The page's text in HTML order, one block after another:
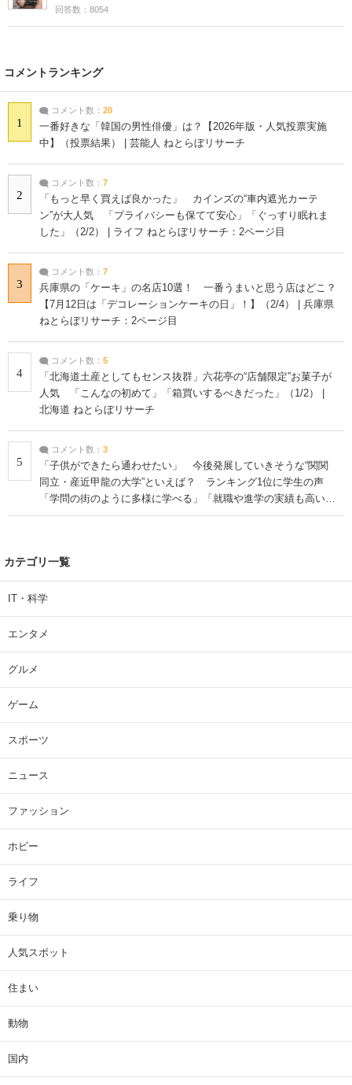
回答数：8054
コメントランキング
1
コメント数： 20
一番好きな「韓国の男性俳優」は？【2026年版・人気投票実施
中】（投票結果） | 芸能人 ねとらぼリサーチ
2
コメント数： 7
「もっと早く買えば良かった」 カインズの“車内遮光カーテ
ン”が大人気 「プライバシーも保てて安心」「ぐっすり眠れま
した」（2/2） | ライフ ねとらぼリサーチ：2ページ目
3
コメント数： 7
兵庫県の「ケーキ」の名店10選！ 一番うまいと思う店はどこ？
【7月12日は「デコレーションケーキの日」！】（2/4） | 兵庫県
ねとらぼリサーチ：2ページ目
4
コメント数： 5
「北海道土産としてもセンス抜群」六花亭の“店舗限定”お菓子が
人気 「こんなの初めて」「箱買いするべきだった」（1/2） |
北海道 ねとらぼリサーチ
5
コメント数： 3
「子供ができたら通わせたい」 今後発展していきそうな“関関
同立・産近甲龍の大学”といえば？ ランキング1位に学生の声
「学問の街のように多様に学べる」「就職や進学の実績も高い」
| 大学 ねとらぼリサーチ
カテゴリ一覧
IT・科学
エンタメ
グルメ
ゲーム
スポーツ
ニュース
ファッション
ホビー
ライフ
乗り物
人気スポット
住まい
動物
国内